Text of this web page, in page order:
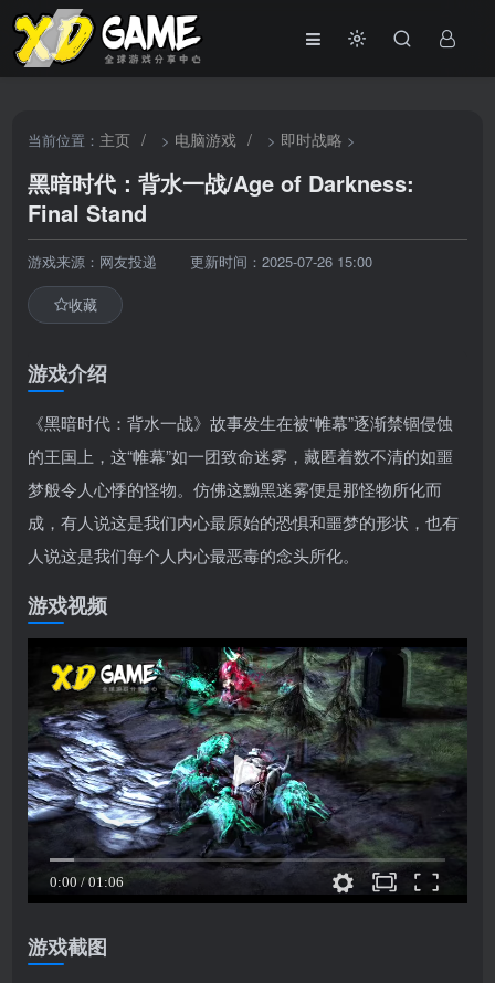
当前位置： 主页 / > 电脑游戏 / > 即时战略 >
黑暗时代：背水一战/Age of Darkness:
Final Stand
游戏来源：网友投递 更新时间：2025-07-26 15:00
收藏
游戏介绍
《黑暗时代：背水一战》故事发生在被“帷幕”逐渐禁锢侵蚀
的王国上，这“帷幕”如一团致命迷雾，藏匿着数不清的如噩
梦般令人心悸的怪物。仿佛这黝黑迷雾便是那怪物所化而
成，有人说这是我们内心最原始的恐惧和噩梦的形状，也有
人说这是我们每个人内心最恶毒的念头所化。
游戏视频
游戏截图